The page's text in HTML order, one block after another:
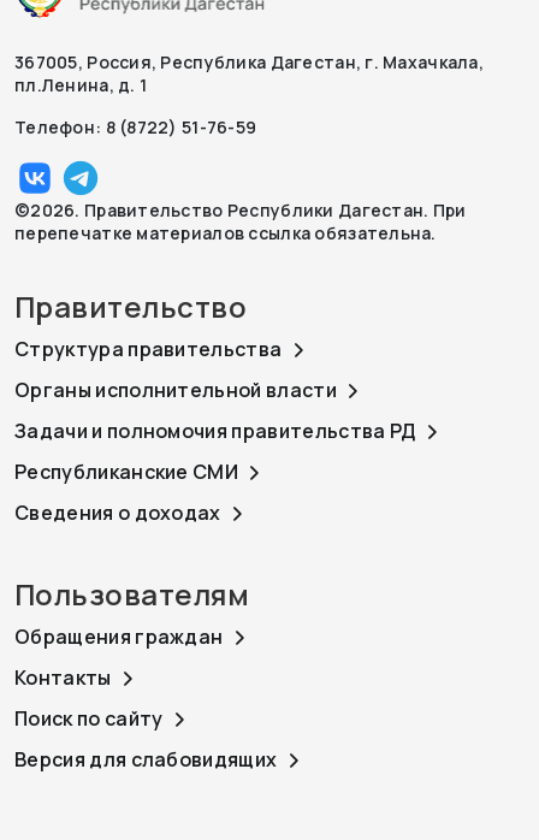
367005, Россия, Республика Дагестан, г. Махачкала,
пл.Ленина, д. 1
Телефон: 8 (8722) 51-76-59
©2026. Правительство Республики Дагестан. При
перепечатке материалов ссылка обязательна.
Правительство
Структура правительства
Органы исполнительной власти
Задачи и полномочия правительства РД
Республиканские СМИ
Сведения о доходах
Пользователям
Обращения граждан
Контакты
Поиск по сайту
Версия для слабовидящих